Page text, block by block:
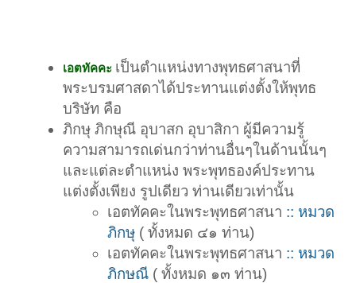
เอตทัคคะ เป็นตำแหน่งทางพุทธศาสนาที่
พระบรมศาสดาได้ประทานแต่งตั้งให้พุทธ
บริษัท คือ
ภิกษุ ภิกษุณี อุบาสก อุบาสิกา ผู้มีความรู้
ความสามารถเด่นกว่าท่านอื่นๆในด้านนั้นๆ
และแต่ละตำแหน่ง พระพุทธองค์ประทาน
แต่งตั้งเพียง รูปเดียว ท่านเดียวเท่านั้น
เอตทัคคะในพระพุทธศาสนา :: หมวด
ภิกษุ ( ทั้งหมด ๔๑ ท่าน)
เอตทัคคะในพระพุทธศาสนา :: หมวด
ภิกษณี ( ทั้งหมด ๑๓ ท่าน)